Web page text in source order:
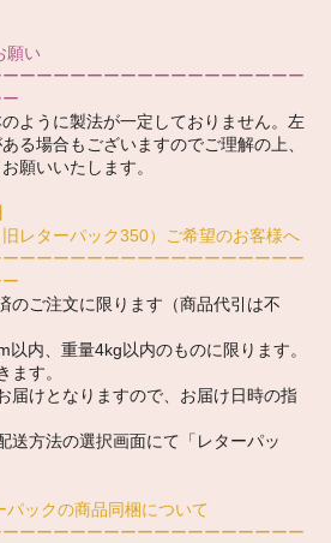
願い
ーーーーーーーーーーーーーーーーー
ように製法が一定しておりません。左
る場合もございますのでご理解の上、
願いいたします。
レターパック350）ご希望のお客様へ
ーーーーーーーーーーーーーーーーー
のご注文に限ります（商品代引は不
以内、重量4kg以内のものに限ります。
ます。
届けとなりますので、お届け日時の指
送方法の選択画面にて「レターパッ
パックの商品同梱について
ーーーーーーーーーーーーーーーーー